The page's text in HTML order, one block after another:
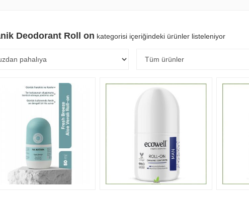
Deodorant Roll on kategorisi içeriğindeki ürünler listeleniyor